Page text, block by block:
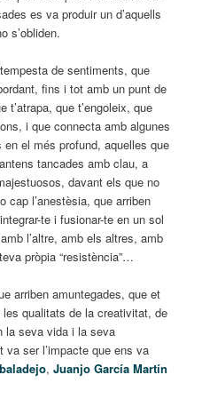
es va produir un d’aquells
s’obliden.
de sentiments, que
fins i tot amb un punt de
que t’engoleix, que
i que connecta amb algunes
en el més profund, aquelles que
tancades amb clau, a
davant els que no
cap l’anestèsia, que arriben
te i fusionar-te en un sol
l’altre, amb els altres, amb
pròpia “resistència”…
arriben amuntegades, que et
qualitats de la creativitat, de
la seva vida i la seva
ser l’impacte que ens va
,Juanjo García Martín